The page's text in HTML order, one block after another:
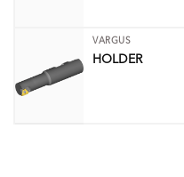
VARGUS
HOLDER